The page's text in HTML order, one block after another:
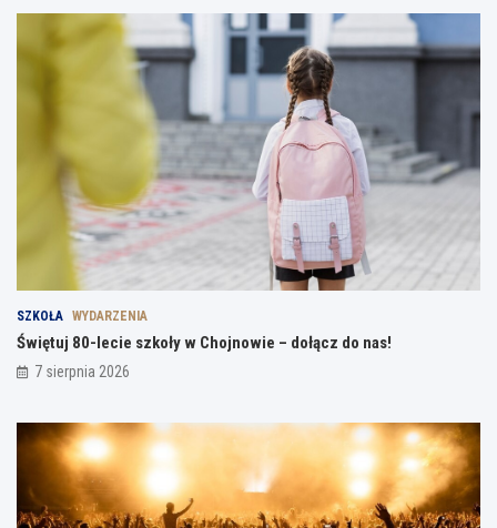
SZKOŁA WYDARZENIA
Świętuj 80-lecie szkoły w Chojnowie – dołącz do nas!
7 sierpnia 2026